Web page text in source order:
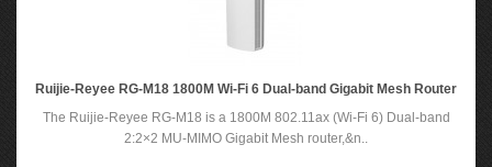
Ruijie-Reyee RG-M18 1800M Wi-Fi 6 Dual-band Gigabit Mesh Router
The Ruijie-Reyee RG-M18 is a 1800M 802.11ax (Wi-Fi 6) Dual-band
2:2×2 MU-MIMO Gigabit Mesh router,&n..